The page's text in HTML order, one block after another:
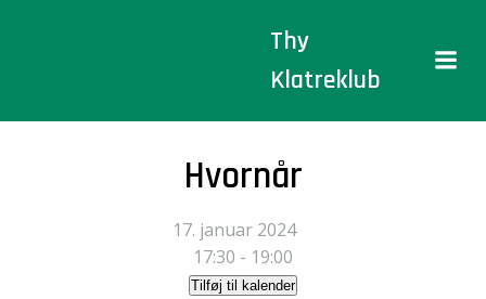
Thy
Klatreklub
Hvornår
17. januar 2024
17:30 - 19:00
Tilføj til kalender